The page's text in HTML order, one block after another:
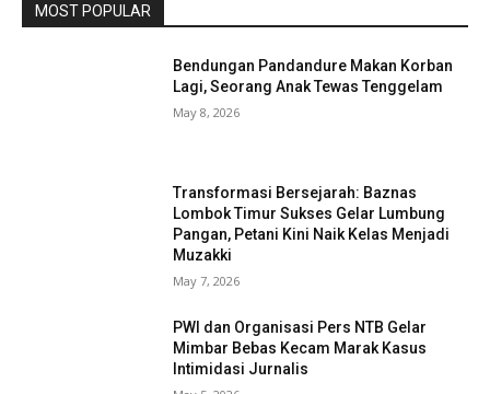
MOST POPULAR
Bendungan Pandandure Makan Korban
Lagi, Seorang Anak Tewas Tenggelam
May 8, 2026
Transformasi Bersejarah: Baznas
Lombok Timur Sukses Gelar Lumbung
Pangan, Petani Kini Naik Kelas Menjadi
Muzakki
May 7, 2026
PWI dan Organisasi Pers NTB Gelar
Mimbar Bebas Kecam Marak Kasus
Intimidasi Jurnalis